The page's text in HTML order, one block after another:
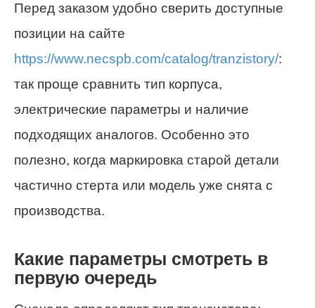
Перед заказом удобно сверить доступные
позиции на сайте
https://www.necspb.com/catalog/tranzistory/:
так проще сравнить тип корпуса,
электрические параметры и наличие
подходящих аналогов. Особенно это
полезно, когда маркировка старой детали
частично стерта или модель уже снята с
производства.
Какие параметры смотреть в
первую очередь